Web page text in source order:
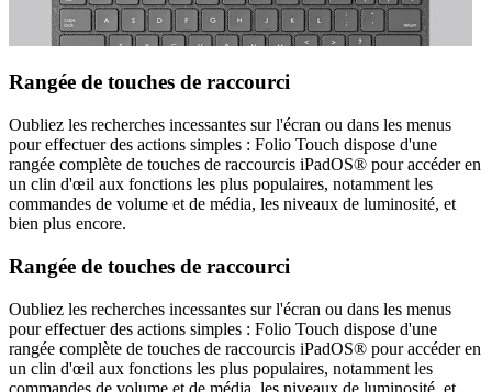
Rangée de touches de raccourci
Oubliez les recherches incessantes sur l'écran ou dans les menus
pour effectuer des actions simples : Folio Touch dispose d'une
rangée complète de touches de raccourcis iPadOS® pour accéder en
un clin d'œil aux fonctions les plus populaires, notamment les
commandes de volume et de média, les niveaux de luminosité, et
bien plus encore.
Rangée de touches de raccourci
Oubliez les recherches incessantes sur l'écran ou dans les menus
pour effectuer des actions simples : Folio Touch dispose d'une
rangée complète de touches de raccourcis iPadOS® pour accéder en
un clin d'œil aux fonctions les plus populaires, notamment les
commandes de volume et de média, les niveaux de luminosité, et